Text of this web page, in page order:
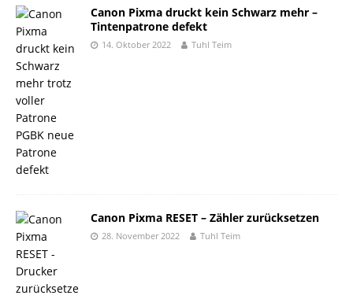
Canon Pixma druckt kein Schwarz mehr –
Tintenpatrone defekt
14. Oktober 2022 Tuhl Teim
Canon Pixma RESET – Zähler zurücksetzen
28. November 2022 Tuhl Teim